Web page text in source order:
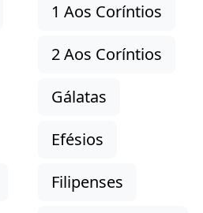
1 Aos Coríntios
2 Aos Coríntios
Gálatas
Efésios
Filipenses